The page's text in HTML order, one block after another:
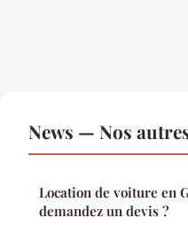
News — Nos
Location de voiture en
demandez un devis ?